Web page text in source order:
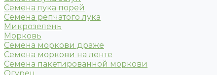
Семена лука порей
Семена репчатого лука
Микрозелень
Морковь
Семена моркови драже
Семена моркови на ленте
Семена пакетированной моркови